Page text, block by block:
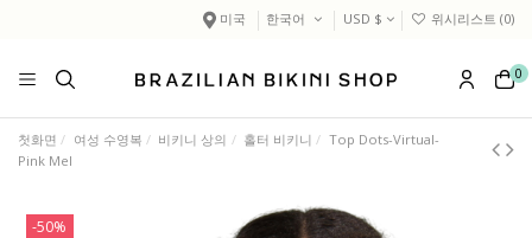
미국 한국어 USD $ 위시리스트 (0)
0
첫화면 여성 수영복 비키니 상의 홀터 비키니
Top Dots-Virtual-
Pink Mel
-50%